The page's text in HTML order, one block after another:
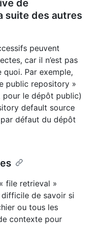
de
suite des autres
peuvent
car il n’est pas
Par exemple,
public repository »
pour le dépôt public)
default source
défaut du dépôt
file retrieval »
de savoir si
ou tous les
contexte pour